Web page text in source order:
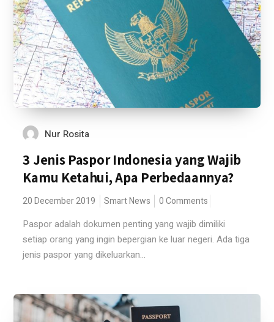
Nur Rosita
3 Jenis Paspor Indonesia yang Wajib
Kamu Ketahui, Apa Perbedaannya?
20 December 2019 Smart News 0 Comments
Paspor adalah dokumen penting yang wajib dimiliki
setiap orang yang ingin bepergian ke luar negeri. Ada tiga
jenis paspor yang dikeluarkan...